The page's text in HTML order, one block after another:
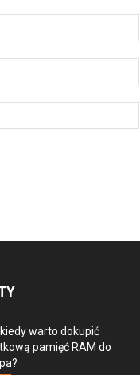
warto dokupić
pamięć RAM do